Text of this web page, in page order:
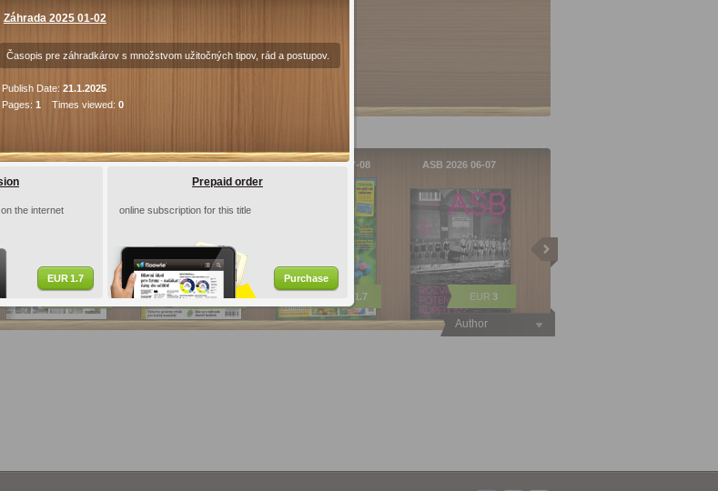
1.7 Purchase
Author
ASB špeciál… Urob si sám 2026…
EUR 1.7
Záhrada 2026 07-08
1.7
ASB 2026 06-07
EUR 3
Záhrada 2025 01-02
Časopis pre záhradkárov s množstvom užitočných tipov, rád a postupov.
Publish Date: 21.1.2025
Pages: 1 Times viewed: 0
the internet
EUR 1.7
Prepaid order
online subscription for this title
Purchase